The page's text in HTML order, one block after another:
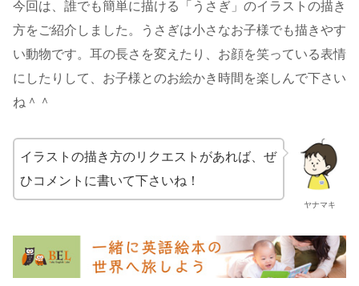
今回は、誰でも簡単に描ける「うさぎ」のイラストの描き
方をご紹介しました。うさぎは小さなお子様でも描きやす
い動物です。耳の長さを変えたり、お顔を笑っている表情
にしたりして、お子様とのお絵かき時間を楽しんで下さい
ね＾＾
ヤナマキ
イラストの描き方のリクエストがあれば、ぜ
ひコメントに書いて下さいね！